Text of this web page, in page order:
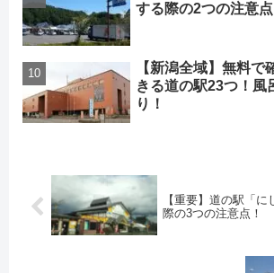
する際の2つの注意点
【新潟全域】無料で
きる道の駅23つ！風
り！
【重要】道の駅「
際の3つの注意点！